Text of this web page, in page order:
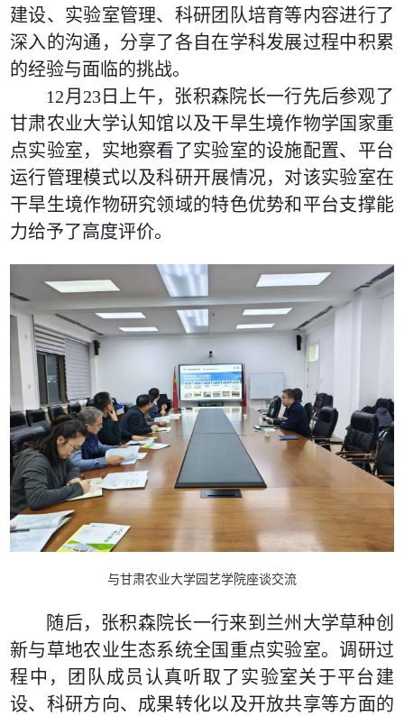
建设、实验室管理、科研团队培育等内容进行了
深入的沟通，分享了各自在学科发展过程中积累
的经验与面临的挑战。
12月23日上午，张积森院长一行先后参观了
甘肃农业大学认知馆以及干旱生境作物学国家重
点实验室，实地察看了实验室的设施配置、平台
运行管理模式以及科研开展情况，对该实验室在
干旱生境作物研究领域的特色优势和平台支撑能
力给予了高度评价。
与甘肃农业大学园艺学院座谈交流
随后，张积森院长一行来到兰州大学草种创
新与草地农业生态系统全国重点实验室。调研过
程中，团队成员认真听取了实验室关于平台建
设、科研方向、成果转化以及开放共享等方面的